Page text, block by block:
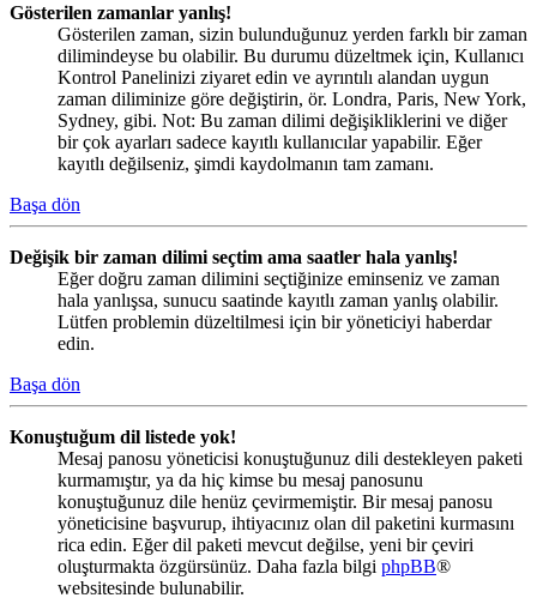
Gösterilen zamanlar yanlış!
Gösterilen zaman, sizin bulunduğunuz yerden farklı bir zaman
dilimindeyse bu olabilir. Bu durumu düzeltmek için, Kullanıcı
Kontrol Panelinizi ziyaret edin ve ayrıntılı alandan uygun
zaman diliminize göre değiştirin, ör. Londra, Paris, New York,
Sydney, gibi. Not: Bu zaman dilimi değişikliklerini ve diğer
bir çok ayarları sadece kayıtlı kullanıcılar yapabilir. Eğer
kayıtlı değilseniz, şimdi kaydolmanın tam zamanı.
Başa dön
Değişik bir zaman dilimi seçtim ama saatler hala yanlış!
Eğer doğru zaman dilimini seçtiğinize eminseniz ve zaman
hala yanlışsa, sunucu saatinde kayıtlı zaman yanlış olabilir.
Lütfen problemin düzeltilmesi için bir yöneticiyi haberdar
edin.
Başa dön
Konuştuğum dil listede yok!
Mesaj panosu yöneticisi konuştuğunuz dili destekleyen paketi
kurmamıştır, ya da hiç kimse bu mesaj panosunu
konuştuğunuz dile henüz çevirmemiştir. Bir mesaj panosu
yöneticisine başvurup, ihtiyacınız olan dil paketini kurmasını
rica edin. Eğer dil paketi mevcut değilse, yeni bir çeviri
oluşturmakta özgürsünüz. Daha fazla bilgi phpBB®
websitesinde bulunabilir.